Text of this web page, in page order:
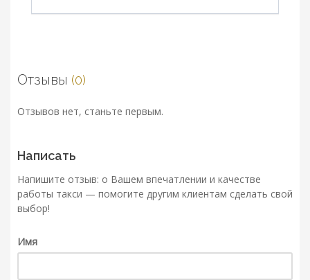
Отзывы (0)
Отзывов нет, станьте первым.
Написать
Напишите отзыв: о Вашем впечатлении и качестве
работы такси — помогите другим клиентам сделать свой
выбор!
Имя